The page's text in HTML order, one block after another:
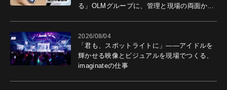
る」OLMグループに、管理と現場の両面から
2026/08/04
「君も、スポットライトに」――アイドルを
輝かせる映像とビジュアルを現場でつくる、
imaginateの仕事